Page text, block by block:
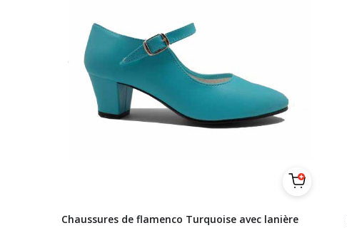
Chaussures de flamenco Turquoise avec lanière